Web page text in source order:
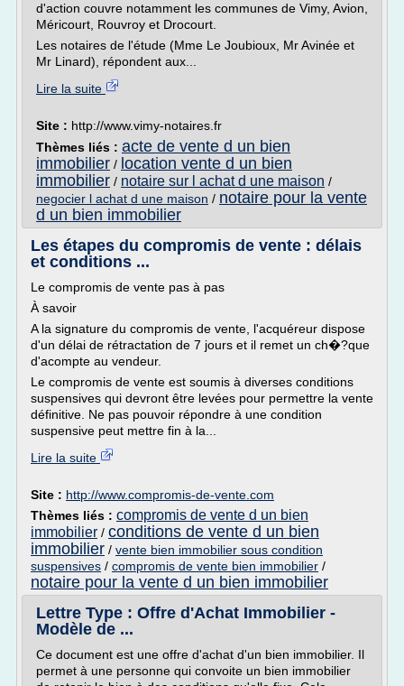
d'action couvre notamment les communes de Vimy, Avion,
Méricourt, Rouvroy et Drocourt.
Les notaires de l'étude (Mme Le Joubioux, Mr Avinée et
Mr Linard), répondent aux...
Lire la suite
Site : http://www.vimy-notaires.fr
Thèmes liés : acte de vente d un bien
immobilier / location vente d un bien
immobilier / notaire sur l achat d une maison /
negocier l achat d une maison / notaire pour la vente
d un bien immobilier
Les étapes du compromis de vente : délais
et conditions ...
Le compromis de vente pas à pas
À savoir
A la signature du compromis de vente, l'acquéreur dispose
d'un délai de rétractation de 7 jours et il remet un ch�?que
d'acompte au vendeur.
Le compromis de vente est soumis à diverses conditions
suspensives qui devront être levées pour permettre la vente
définitive. Ne pas pouvoir répondre à une condition
suspensive peut mettre fin à la...
Lire la suite
Site : http://www.compromis-de-vente.com
Thèmes liés : compromis de vente d un bien
immobilier / conditions de vente d un bien
immobilier / vente bien immobilier sous condition
suspensives / compromis de vente bien immobilier /
notaire pour la vente d un bien immobilier
Lettre Type : Offre d'Achat Immobilier -
Modèle de ...
Ce document est une offre d'achat d'un bien immobilier. Il
permet à une personne qui convoite un bien immobilier